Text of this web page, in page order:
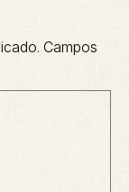
Campos